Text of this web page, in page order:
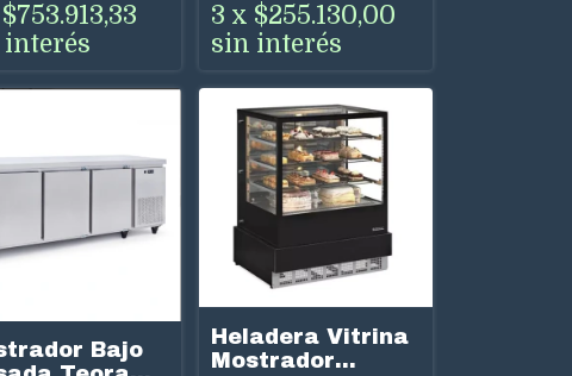
$753.913,33
3 x $255.130,00
sin interés
Bajo
Heladera Vitrina
Mostrador